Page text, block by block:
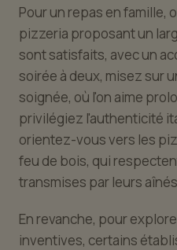
Pour un repas en famille,
pizzeria proposant un
sont satisfaits, avec un
soirée à deux, misez sur
soignée, où l'on aime
privilégiez l'authenticité
orientez-vous vers les
feu de bois, qui
transmises par leurs
En revanche, pour
inventives, certains